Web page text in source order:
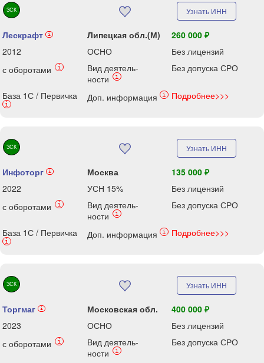
ЗСК Узнать ИНН
Лескрафт i Липецкая обл.(М)
260 000 ₽
2012
ОСНО
Без лицензий
с оборотами
i
Вид деятель-
ности
i
Без допуска СРО
База 1С / Первичка
i
Доп. информация i Подробнее>>>
ЗСК Узнать ИНН
Инфоторг i Москва
135 000 ₽
2022
УСН 15%
Без лицензий
с оборотами
i
Вид деятель-
ности
i
Без допуска СРО
База 1С / Первичка
i
Доп. информация i Подробнее>>>
ЗСК Узнать ИНН
Торгмаг i Московская обл.
400 000 ₽
2023
ОСНО
Без лицензий
с оборотами
i
Вид деятель-
ности
i
Без допуска СРО